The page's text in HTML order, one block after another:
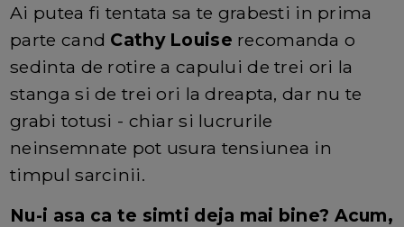
Ai putea fi tentata sa te grabesti in prima
parte cand Cathy Louise recomanda o
sedinta de rotire a capului de trei ori la
stanga si de trei ori la dreapta, dar nu te
grabi totusi - chiar si lucrurile
neinsemnate pot usura tensiunea in
timpul sarcinii.
Nu-i asa ca te simti deja mai bine? Acum,